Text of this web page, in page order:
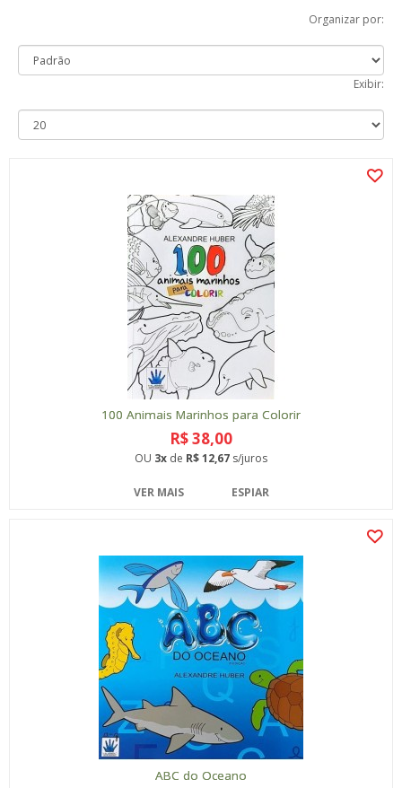
Organizar por:
Exibir:
100 Animais Marinhos para Colorir
R$ 38,00
OU 3x de R$ 12,67 s/juros
VER MAIS ESPIAR
ABC do Oceano